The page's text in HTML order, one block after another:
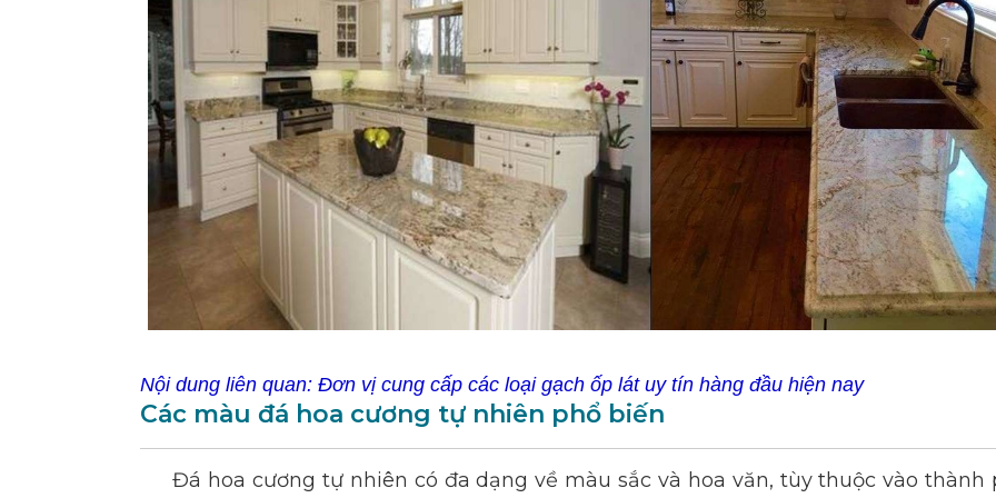
Nội dung liên quan: Đơn vị cung cấp các loại gạch ốp lát uy tín hàng đầu hiện nay
Các màu đá hoa cương tự nhiên phổ biến
Đá hoa cương tự nhiên có đa dạng về màu sắc và hoa văn, tùy thuộc vào thành